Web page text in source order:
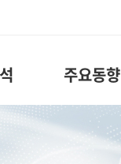
주요동향